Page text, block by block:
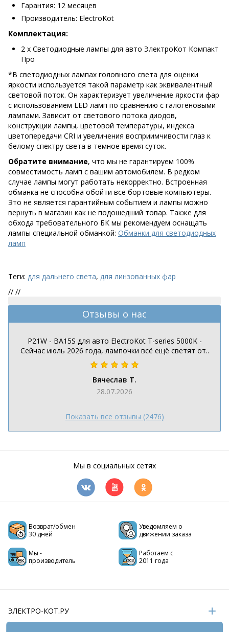
Гарантия: 12 месяцев
Производитель: ElectroKot
Комплектация:
2 х Светодиодные лампы для авто ЭлектроКот Компакт
Про
*В светодиодных лампах головного света для оценки
яркости используется такой параметр как эквивалентный
световой поток. Он характеризует увеличение яркости фар
с использованием LED ламп по сравнению с галогеновыми
лампами. Зависит от светового потока диодов,
конструкции лампы, цветовой температуры, индекса
цветопередачи CRI и увеличения восприимчивости глаз к
белому спектру света в темное время суток.
Обратите внимание, что мы не гарантируем 100%
совместимость ламп с вашим автомобилем. В редком
случае лампы могут работать некорректно. Встроенная
обманка не способна обойти все бортовые компьютеры.
Это не является гарантийным событием и лампы можно
вернуть в магазин как не подошедший товар. Также для
обхода требовательного БК мы рекомендуем оснащать
лампы специальной обманкой: Обманки для светодиодных
ламп
Теги: для дальнего света, для линзованных фар
// //
Отзывы о нас
P21W - BA15S для авто ElectroKot T-series 5000K -
Сейчас июль 2026 года, лампочки всё ещё светят от..
Вячеслав Т.
28.07.2026
Показать все отзывы (2476)
Мы в социальных сетях
Возврат/обмен
30 дней
Уведомляем о
движении заказа
Мы -
производитель
Работаем с
2011 года
ЭЛЕКТРО-КОТ.РУ